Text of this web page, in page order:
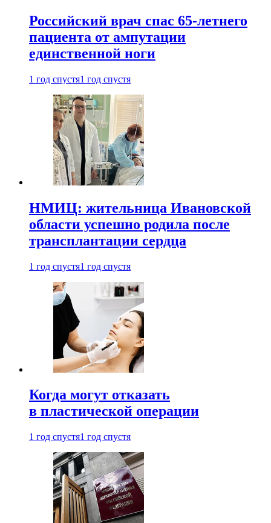
Российский врач спас 65-летнего
пациента от ампутации
единственной ноги
1 год спустя1 год спустя
НМИЦ: жительница Ивановской
области успешно родила после
трансплантации сердца
1 год спустя1 год спустя
Когда могут отказать
в пластической операции
1 год спустя1 год спустя